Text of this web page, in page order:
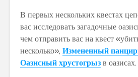
В первых нескольких квестах
вас исследовать загадочные
чем отправить вас на квест
несколько», Измененный
Оазисный хрустогрыз в оазисах.